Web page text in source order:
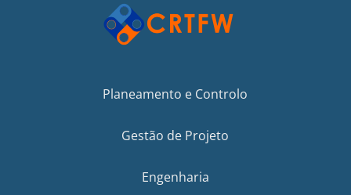
Planeamento e Controlo
Gestão de Projeto
Engenharia